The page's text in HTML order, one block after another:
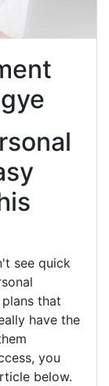
see quick
that
have the
you
below.